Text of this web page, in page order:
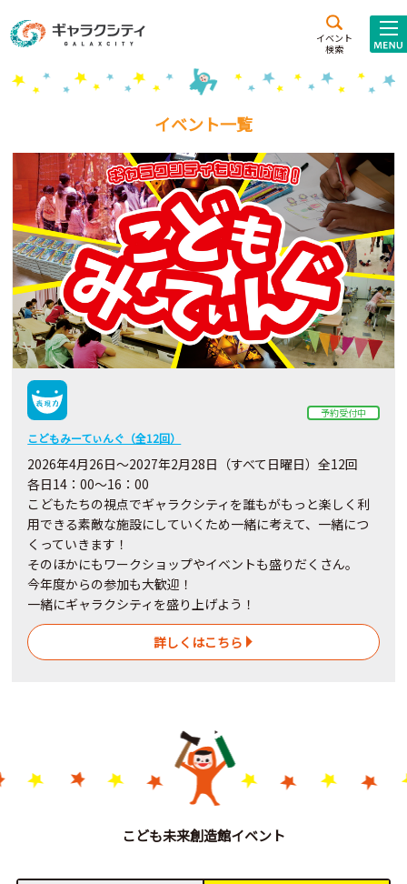
イベント
検索
施設案内
こども
西新井
施設･
施設貸出･団体利用
こどもみーてぃんぐ
Gがくえん
ブランドからのお知らせ
いっしょに創る
イベントレポート
イベント一覧
予約受付中
こどもみーてぃんぐ（全12回）
2026年4月26日～2027年2月28日（すべて日曜日）全12回
各日14：00～16：00
こどもたちの視点でギャラクシティを誰もがもっと楽しく利
用できる素敵な施設にしていくため一緒に考えて、一緒につ
くっていきます！
そのほかにもワークショップやイベントも盛りだくさん。
今年度からの参加も大歓迎！
一緒にギャラクシティを盛り上げよう！
詳しくはこちら
こども未来創造館イベント